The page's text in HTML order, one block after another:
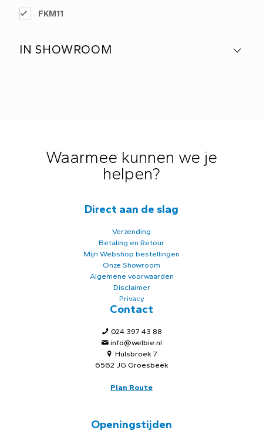
FKM11
IN SHOWROOM
Waarmee kunnen we je
helpen?
Direct aan de slag
Verzending
Betaling en Retour
Mijn Webshop bestellingen
Onze Showroom
Algemene voorwaarden
Disclaimer
Privacy
Contact
024 397 43 88
info@welbie.nl
Hulsbroek 7
6562 JG Groesbeek
Plan Route
Openingstijden